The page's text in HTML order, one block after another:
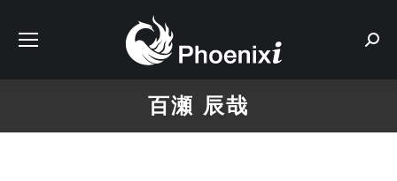
百瀬 辰哉